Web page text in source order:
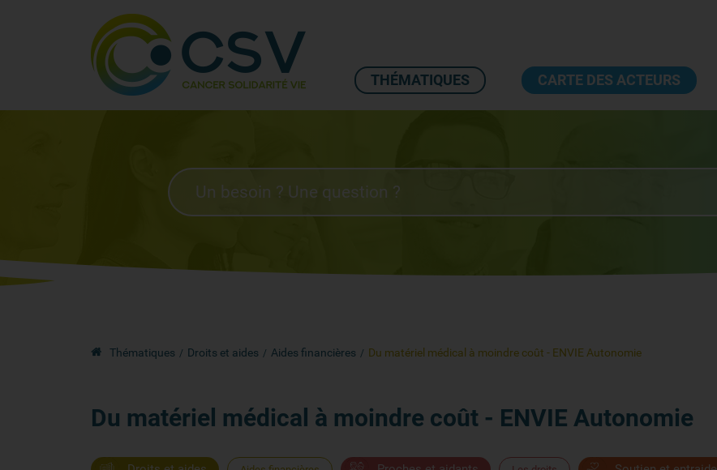
THÉMATIQUES CARTE DES ACTEURS
Thématiques Droits et aides Aides financières Du matériel médical à moindre coût - ENVIE Autonomie
Du matériel médical à moindre coût - ENVIE Autonomie